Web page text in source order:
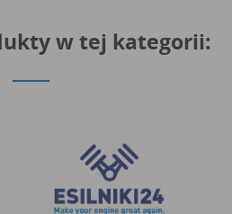
w tej kategorii: